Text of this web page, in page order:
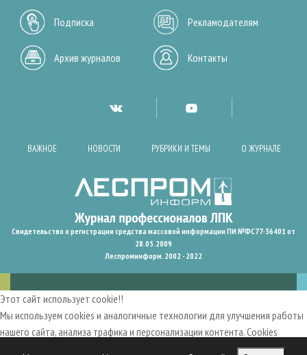
Подписка Рекламодателям
Архив журналов Контакты
ВАЖНОЕ НОВОСТИ РУБРИКИ И ТЕМЫ О ЖУРНАЛЕ
Свидетельство о регистрации средства массовой информации ПИ №ФС77-36401 от
28.05.2009
Леспроминформ. 2002 - 2022
Этот сайт использует cookie!!
Мы используем cookies и аналогичные технологии для улучшения работы
нашего сайта, анализа трафика и персонализации контента. Cookies